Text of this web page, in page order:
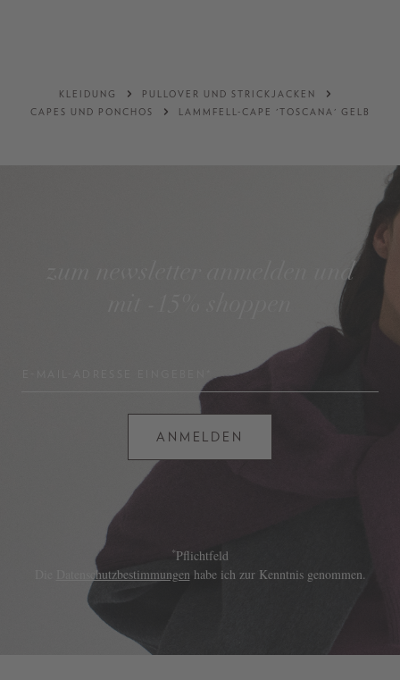
KLEIDUNG
PULLOVER UND STRICKJACKEN
CAPES UND PONCHOS
LAMMFELL-CAPE 'TOSCANA' GELB
zum newsletter anmelden und
ANMELDEN
*Pflichtfeld
Datenschutzbestimmungen habe ich zur Kenntnis genommen.